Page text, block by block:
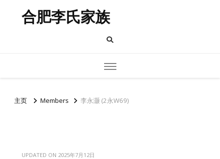
合肥李氏家族
主页 Members 李永灏 (2永W69)
UPDATED ON 2025年7月12日